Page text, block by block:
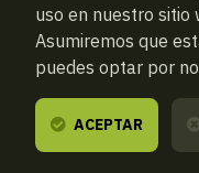
uso en nuestro sitio
Asumiremos que
puedes optar por
ACEPTAR